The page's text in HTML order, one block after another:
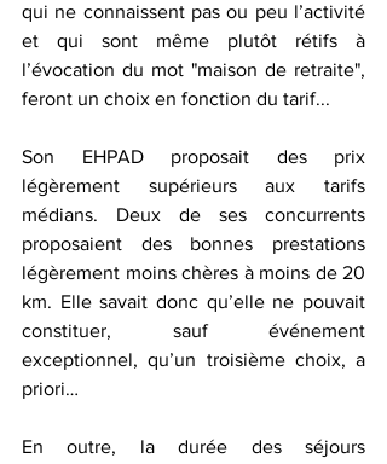
qui ne connaissent pas ou peu l’activité
et qui sont même plutôt rétifs à
l’évocation du mot "maison de retraite",
feront un choix en fonction du tarif...
Son EHPAD proposait des prix
légèrement supérieurs aux tarifs
médians. Deux de ses concurrents
proposaient des bonnes prestations
légèrement moins chères à moins de 20
km. Elle savait donc qu’elle ne pouvait
constituer, sauf événement
exceptionnel, qu’un troisième choix, a
priori…
En outre, la durée des séjours